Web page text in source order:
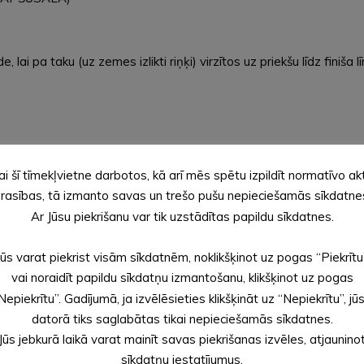
lai pa taku (uz zemes izlikti riņķi) virzītos uz priekšu līdz finiša
par ūdeni, patiesos atstāj atvērtus, nepatiesos, aizver.
korķīšus.
pa ūdens labirintu.
šī tīmekļvietne darbotos, kā arī mēs spētu izpildīt normatīvo
tā izmanto savas un trešo pušu nepieciešamās
Ar Jūsu piekrišanu var tik uzstādītas papildu sīkdatnes.
varat piekrist visām sīkdatnēm, noklikšķinot uz pogas
vai noraidīt papildu sīkdatņu izmantošanu, klikšķinot uz pogas
Gadījumā, ja izvēlēsieties klikšķināt uz “Nepiekrītu”,
datorā tiks saglabātas tikai nepieciešamās sīkdatnes.
Jūs jebkurā laikā varat mainīt savas piekrišanas izvēles,
sīkdatņu iestatījumus.